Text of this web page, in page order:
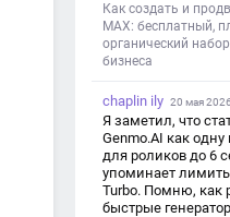
Как создать и
MAX: бесплатный,
органический
бизнеса
chaplin ily 20 мая
Я заметил, что
Genmo.AI как
для роликов до 6
упоминает
Turbo. Помню, как
быстрые